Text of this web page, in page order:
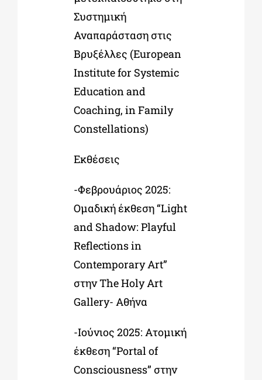
Συστημική
Αναπαράσταση στις
Βρυξέλλες (European
Institute for Systemic
Education and
Coaching, in Family
Constellations)
Εκθέσεις
-Φεβρουάριος 2025:
Ομαδική έκθεση “Light
and Shadow: Playful
Reflections in
Contemporary Art”
στην The Holy Art
Gallery- Αθήνα
-Ιούνιος 2025: Ατομική
έκθεση “Portal of
Consciousness” στην